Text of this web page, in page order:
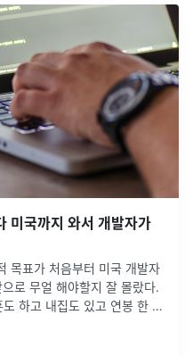
미국까지 와서 개발자가
목표가 처음부터 미국 개발자
로 무얼 해야할지 잘 몰랐다.
하고 내집도 있고 연봉 한 5